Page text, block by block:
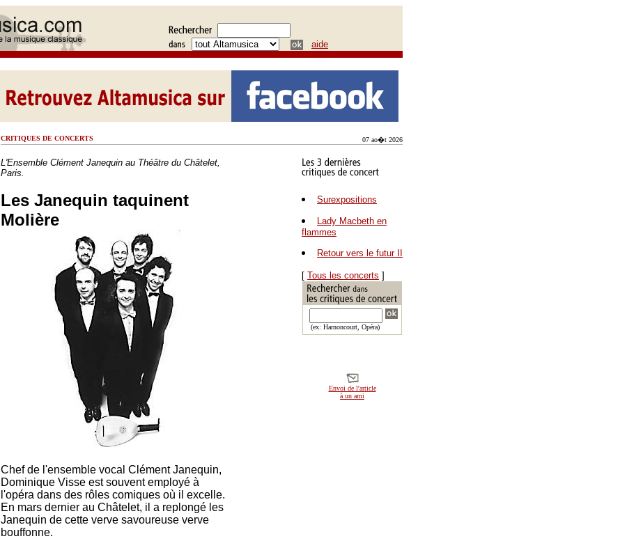
aide
CRITIQUES DE CONCERTS 07 ao�t 2026
L'Ensemble Clément Janequin au Théâtre du Châtelet,
Paris.
Les Janequin taquinent
Molière
Chef de l'ensemble vocal Clément Janequin,
Dominique Visse est souvent employé à
l'opéra dans des rôles comiques où il excelle.
En mars dernier au Châtelet, il a replongé les
Janequin de cette verve savoureuse verve
bouffonne.
Surexpositions
Lady Macbeth en
flammes
Retour vers le futur II
[ Tous les concerts ]
(ex: Harnoncourt, Opéra)
Envoi de l'article
à un ami